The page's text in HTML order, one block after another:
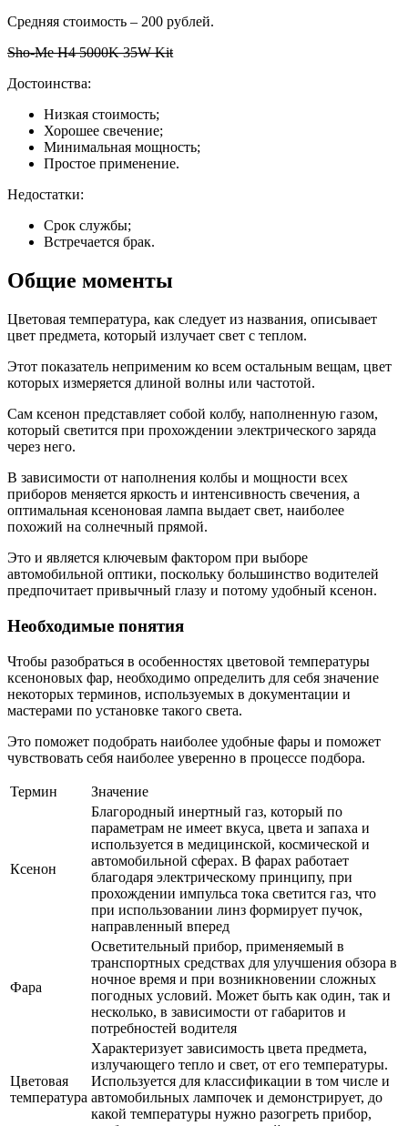
Средняя стоимость – 200 рублей.
Sho-Me H4 5000K 35W Kit
Достоинства:
Низкая стоимость;
Хорошее свечение;
Минимальная мощность;
Простое применение.
Недостатки:
Срок службы;
Встречается брак.
Общие моменты
Цветовая температура, как следует из названия, описывает
цвет предмета, который излучает свет с теплом.
Этот показатель неприменим ко всем остальным вещам, цвет
которых измеряется длиной волны или частотой.
Сам ксенон представляет собой колбу, наполненную газом,
который светится при прохождении электрического заряда
через него.
В зависимости от наполнения колбы и мощности всех
приборов меняется яркость и интенсивность свечения, а
оптимальная ксеноновая лампа выдает свет, наиболее
похожий на солнечный прямой.
Это и является ключевым фактором при выборе
автомобильной оптики, поскольку большинство водителей
предпочитает привычный глазу и потому удобный ксенон.
Необходимые понятия
Чтобы разобраться в особенностях цветовой температуры
ксеноновых фар, необходимо определить для себя значение
некоторых терминов, используемых в документации и
мастерами по установке такого света.
Это поможет подобрать наиболее удобные фары и поможет
чувствовать себя наиболее уверенно в процессе подбора.
Термин Значение
Ксенон
Благородный инертный газ, который по
параметрам не имеет вкуса, цвета и запаха и
используется в медицинской, космической и
автомобильной сферах. В фарах работает
благодаря электрическому принципу, при
прохождении импульса тока светится газ, что
при использовании линз формирует пучок,
направленный вперед
Фара
Осветительный прибор, применяемый в
транспортных средствах для улучшения обзора в
ночное время и при возникновении сложных
погодных условий. Может быть как один, так и
несколько, в зависимости от габаритов и
потребностей водителя
Цветовая
температура
Характеризует зависимость цвета предмета,
излучающего тепло и свет, от его температуры.
Используется для классификации в том числе и
автомобильных лампочек и демонстрирует, до
какой температуры нужно разогреть прибор,